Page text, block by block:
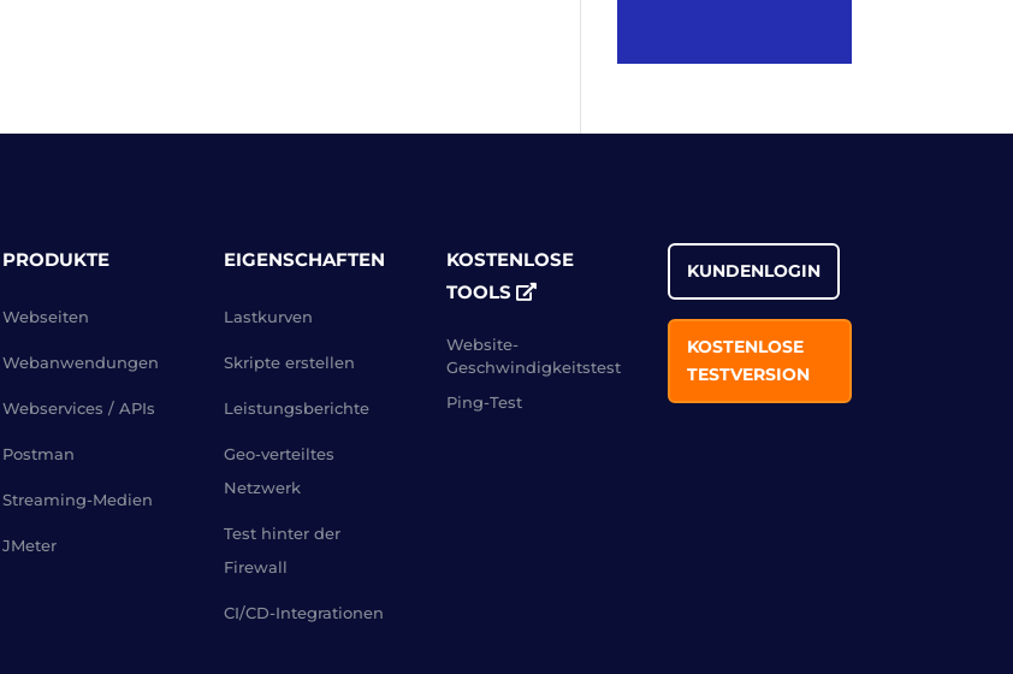
PRODUKTE
Webseiten
Webanwendungen
Webservices / APIs
Postman
Streaming-Medien
JMeter
EIGENSCHAFTEN
Lastkurven
Skripte erstellen
Leistungsberichte
Geo-verteiltes
Netzwerk
Test hinter der
Firewall
CI/CD-Integrationen
KOSTENLOSE
TOOLS
Website-
Geschwindigkeitstest
Ping-Test
KUNDENLOGIN
KOSTENLOSE
TESTVERSION